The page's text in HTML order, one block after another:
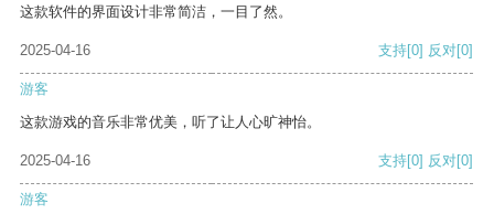
这款软件的界面设计非常简洁，一目了然。
2025-04-16 支持[0] 反对[0]
游客
这款游戏的音乐非常优美，听了让人心旷神怡。
2025-04-16 支持[0] 反对[0]
游客